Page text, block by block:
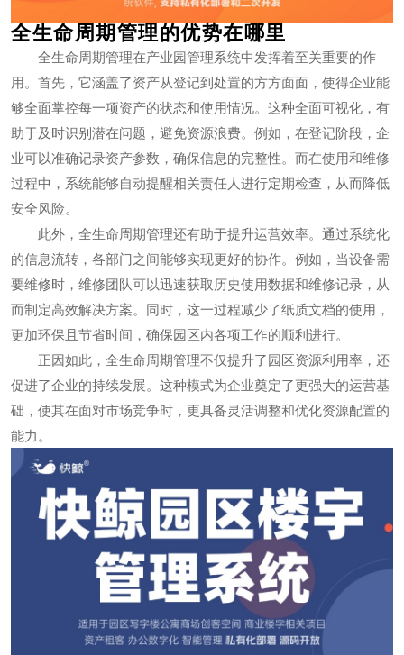
全生命周期管理的优势在哪里
全生命周期管理在产业园管理系统中发挥着至关重要的作
用。首先，它涵盖了资产从登记到处置的方方面面，使得企业能
够全面掌控每一项资产的状态和使用情况。这种全面可视化，有
助于及时识别潜在问题，避免资源浪费。例如，在登记阶段，企
业可以准确记录资产参数，确保信息的完整性。而在使用和维修
过程中，系统能够自动提醒相关责任人进行定期检查，从而降低
安全风险。
此外，全生命周期管理还有助于提升运营效率。通过系统化
的信息流转，各部门之间能够实现更好的协作。例如，当设备需
要维修时，维修团队可以迅速获取历史使用数据和维修记录，从
而制定高效解决方案。同时，这一过程减少了纸质文档的使用，
更加环保且节省时间，确保园区内各项工作的顺利进行。
正因如此，全生命周期管理不仅提升了园区资源利用率，还
促进了企业的持续发展。这种模式为企业奠定了更强大的运营基
础，使其在面对市场竞争时，更具备灵活调整和优化资源配置的
能力。